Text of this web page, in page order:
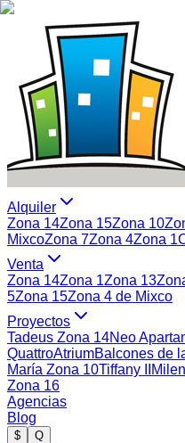
Alquiler
Zona 14Zona 15Zona 10
MixcoZona 7Zona 4Zona 1
Venta
Zona 14Zona 1Zona 13
5Zona 15Zona 4 de Mixco
Proyectos
Tadeus Zona 14Neo
QuattroAtriumBalcones de
María Zona 10Tiffany II
Zona 16
Agencias
Blog
$ Q